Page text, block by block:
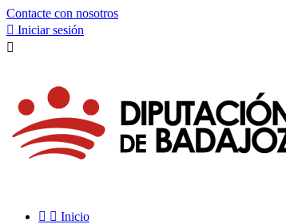
Contacte con nosotros
 Iniciar sesión

  Inicio